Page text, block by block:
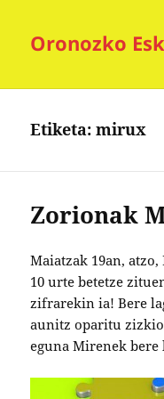
Oronozko
Etiketa:mirux
Zorionak
Maiatzak 19an,
10 urte betetze
zifrarekin ia! Bere
aunitz oparitu
eguna Mirenek